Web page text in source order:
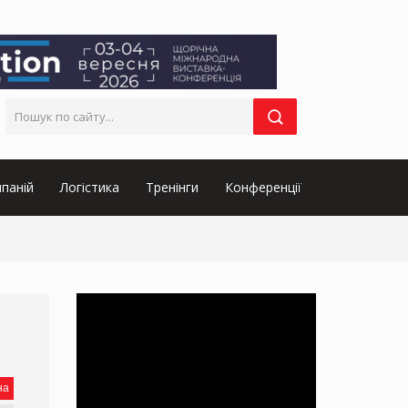
Логістика Тренінги Конференції